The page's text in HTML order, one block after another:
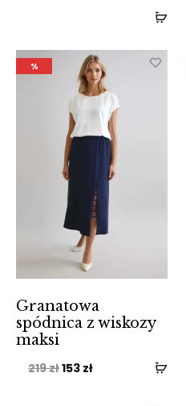
%
Granatowa
spódnica z wiskozy
maksi
219złPierwotna
153 złAktualna